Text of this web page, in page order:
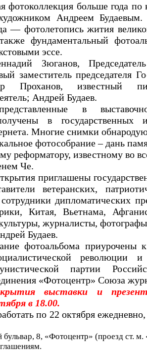
фотоколлекция больше года по
Андреем
— фотолетопись жития
фундаментальный
эссе.
Зюганов,
заместитель председателя
Проханов, известный
Андрей Будаев.
в
в государственных
Многие снимки
фотособрание – дань
реформатору, известному во
Че.
приглашены
ветеранских,
дипломатических
Китая, Вьетнама,
журналисты,
Будаев.
фотоальбома приурочены
революции
партии
«Фотоцентр» Союза
выставки и
в 18.00.
по 22 октября
бульвар, 8, «Фотоцентр» (проезд ст.